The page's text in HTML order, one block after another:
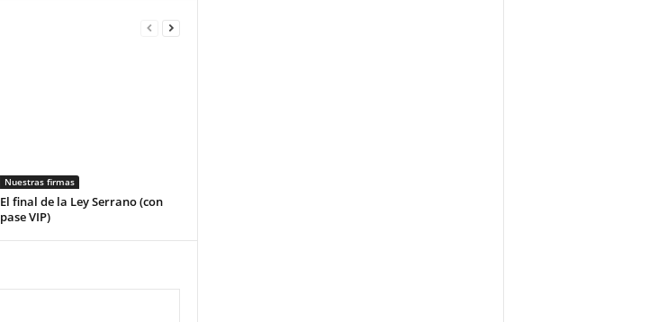
Nuestras firmas
El final de la Ley Serrano (con
pase VIP)